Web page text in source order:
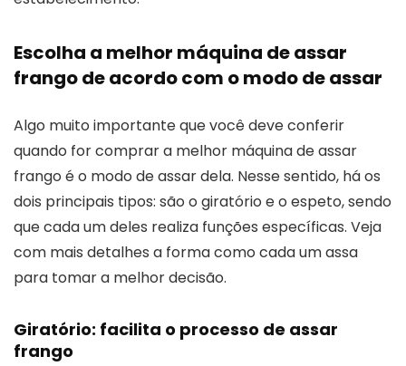
Escolha a melhor máquina de assar
frango de acordo com o modo de assar
Algo muito importante que você deve conferir
quando for comprar a melhor máquina de assar
frango é o modo de assar dela. Nesse sentido, há os
dois principais tipos: são o giratório e o espeto, sendo
que cada um deles realiza funções específicas. Veja
com mais detalhes a forma como cada um assa
para tomar a melhor decisão.
Giratório: facilita o processo de assar
frango